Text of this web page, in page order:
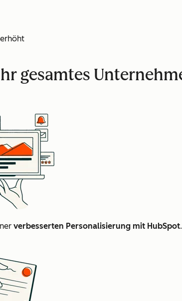
erhöht
gesamtes
verbesserten Personalisierung mit HubSpot.